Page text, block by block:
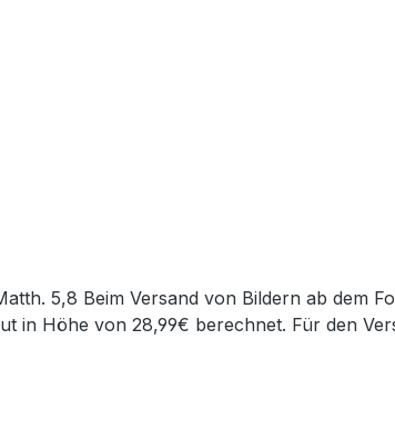
in Höhe von 28,99€ berechnet. Für den